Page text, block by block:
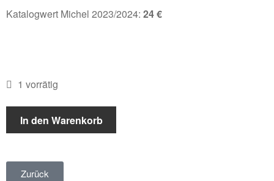
Katalogwert Michel 2023/2024: 24 €
1 vorrätig
In den Warenkorb
Zurück